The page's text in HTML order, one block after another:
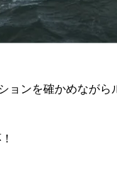
ョンを確かめなが